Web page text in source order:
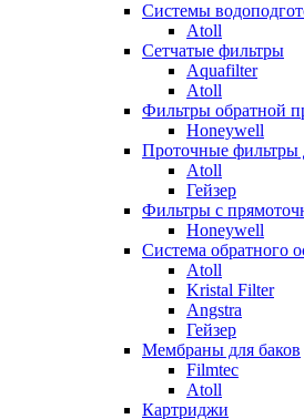
Системы
Atoll
Сетчатые фильтры
Aquafilter
Atoll
Фильтры обратной
Honeywell
Проточные фильтры
Atoll
Гейзер
Фильтры с
Honeywell
Система обратного
Atoll
Kristal Filter
Angstra
Гейзер
Мембраны для баков
Filmtec
Atoll
Картриджи